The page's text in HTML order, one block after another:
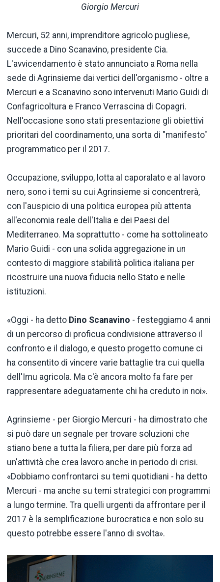
Giorgio Mercuri
Mercuri, 52 anni, imprenditore agricolo pugliese,
succede a Dino Scanavino, presidente Cia.
L'avvicendamento è stato annunciato a Roma nella
sede di Agrinsieme dai vertici dell'organismo - oltre a
Mercuri e a Scanavino sono intervenuti Mario Guidi di
Confagricoltura e Franco Verrascina di Copagri.
Nell'occasione sono stati presentazione gli obiettivi
prioritari del coordinamento, una sorta di "manifesto"
programmatico per il 2017.
Occupazione, sviluppo, lotta al caporalato e al lavoro
nero, sono i temi su cui Agrinsieme si concentrerà,
con l'auspicio di una politica europea più attenta
all'economia reale dell'Italia e dei Paesi del
Mediterraneo. Ma soprattutto - come ha sottolineato
Mario Guidi - con una solida aggregazione in un
contesto di maggiore stabilità politica italiana per
ricostruire una nuova fiducia nello Stato e nelle
istituzioni.
«Oggi - ha detto Dino Scanavino - festeggiamo 4 anni
di un percorso di proficua condivisione attraverso il
confronto e il dialogo, e questo progetto comune ci
ha consentito di vincere varie battaglie tra cui quella
dell'Imu agricola. Ma c'è ancora molto fa fare per
rappresentare adeguatamente chi ha creduto in noi».
Agrinsieme - per Giorgio Mercuri - ha dimostrato che
si può dare un segnale per trovare soluzioni che
stiano bene a tutta la filiera, per dare più forza ad
un'attività che crea lavoro anche in periodo di crisi.
«Dobbiamo confrontarci su temi quotidiani - ha detto
Mercuri - ma anche su temi strategici con programmi
a lungo termine. Tra quelli urgenti da affrontare per il
2017 è la semplificazione burocratica e non solo su
questo potrebbe essere l'anno di svolta».